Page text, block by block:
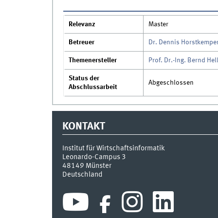
Relevanz Master
Betreuer Dr. Dennis
Themenersteller Prof. Dr.-Ing. Bernd
Status der
Abschlussarbeit
Abgeschlossen
KONTAKT
Institut für Wirtschaftsinformatik
Leonardo-Campus 3
48149 Münster
Deutschland